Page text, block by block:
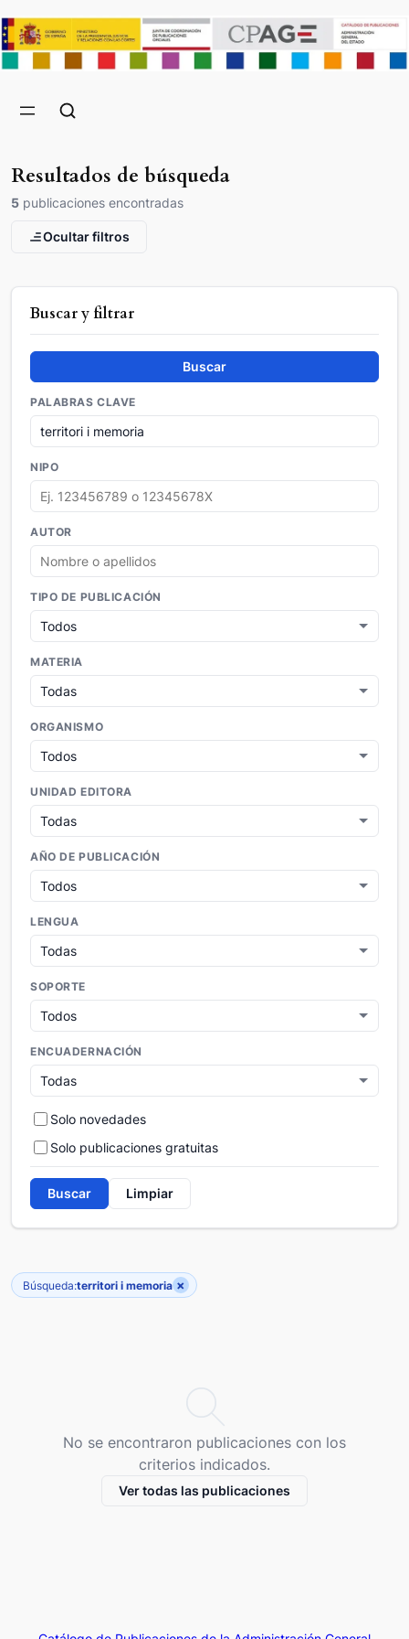
Resultados de búsqueda
5 publicaciones encontradas
Ocultar filtros
Buscar y filtrar
Buscar
PALABRAS CLAVE
NIPO
AUTOR
TIPO DE PUBLICACIÓN
MATERIA
ORGANISMO
UNIDAD EDITORA
AÑO DE PUBLICACIÓN
LENGUA
SOPORTE
ENCUADERNACIÓN
Solo novedades
Solo publicaciones gratuitas
Buscar Limpiar
Búsqueda:territori i memoria ×
No se encontraron publicaciones con los
criterios indicados.
Ver todas las publicaciones